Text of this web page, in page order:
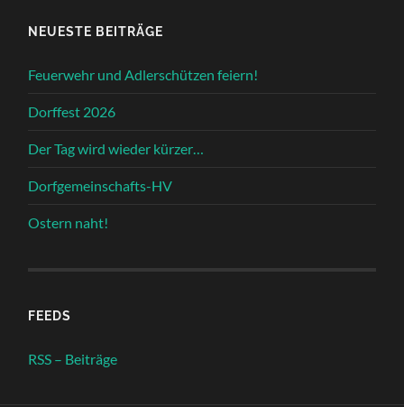
NEUESTE BEITRÄGE
Feuerwehr und Adlerschützen feiern!
Dorffest 2026
Der Tag wird wieder kürzer…
Dorfgemeinschafts-HV
Ostern naht!
FEEDS
RSS – Beiträge